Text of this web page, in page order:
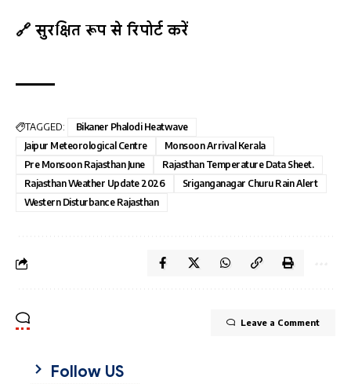
🔗 सुरक्षित रूप से रिपोर्ट करें
TAGGED:
Bikaner Phalodi Heatwave
Jaipur Meteorological Centre
Monsoon Arrival Kerala
Pre Monsoon Rajasthan June
Rajasthan Temperature Data Sheet.
Rajasthan Weather Update 2026
Sriganganagar Churu Rain Alert
Western Disturbance Rajasthan
Leave a Comment
Follow US